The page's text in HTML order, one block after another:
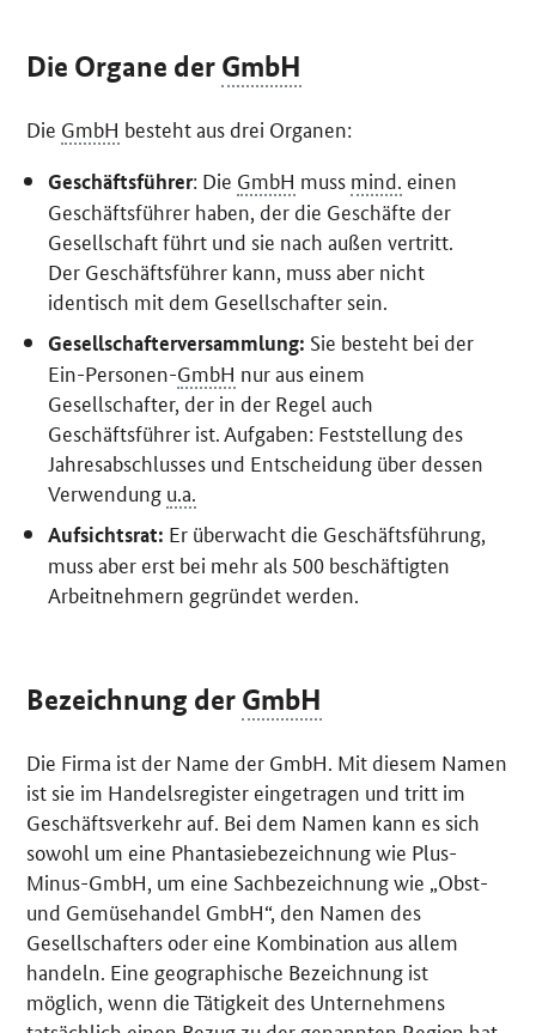
Die Organe der GmbH
Die GmbH besteht aus drei Organen:
Geschäftsführer: Die GmbH muss mind. einen
Geschäftsführer haben, der die Geschäfte der
Gesellschaft führt und sie nach außen vertritt.
Der Geschäftsführer kann, muss aber nicht
identisch mit dem Gesellschafter sein.
Gesellschafterversammlung: Sie besteht bei der
Ein-Personen-GmbH nur aus einem
Gesellschafter, der in der Regel auch
Geschäftsführer ist. Aufgaben: Feststellung des
Jahresabschlusses und Entscheidung über dessen
Verwendung u.a.
Aufsichtsrat: Er überwacht die Geschäftsführung,
muss aber erst bei mehr als 500 beschäftigten
Arbeitnehmern gegründet werden.
Bezeichnung der GmbH
Die Firma ist der Name der GmbH. Mit diesem Namen
ist sie im Handelsregister eingetragen und tritt im
Geschäftsverkehr auf. Bei dem Namen kann es sich
sowohl um eine Phantasiebezeichnung wie Plus-
Minus-GmbH, um eine Sachbezeichnung wie „Obst-
und Gemüsehandel GmbH“, den Namen des
Gesellschafters oder eine Kombination aus allem
handeln. Eine geographische Bezeichnung ist
möglich, wenn die Tätigkeit des Unternehmens